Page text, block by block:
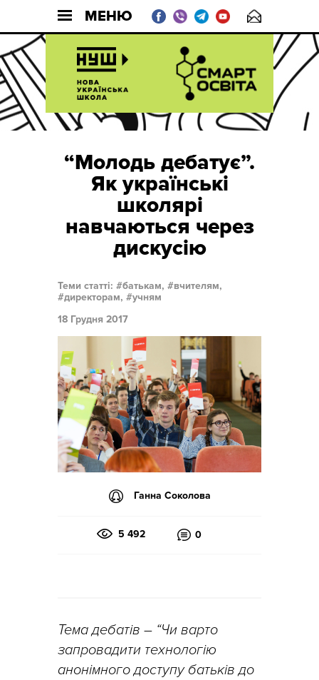
МЕНЮ
“Молодь дебатує”.
Як українські
школярі
навчаються через
дискусію
Теми статті: батькам,
вчителям,
директорам,
учням
18 Грудня 2017
Ганна Соколова
5 492 0
Тема дебатів – “Чи варто
запровадити технологію
анонімного доступу батьків до